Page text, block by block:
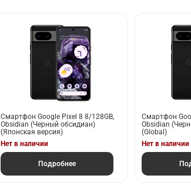
Смартфон Google Pixel 8 8/128GB,
Obsidian (Черный обсидиан)
(Японская версия)
Нет в наличии
Подробнее
Смартфон
Obsidian
(Global)
Нет в наличии